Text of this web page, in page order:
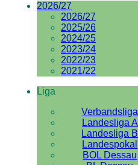
2026/27
2026/27
2025/26
2024/25
2023/24
2022/23
2021/22
Liga
Verbandsliga
Landesliga A
Landesliga B
Landespokal
BOL Dessau